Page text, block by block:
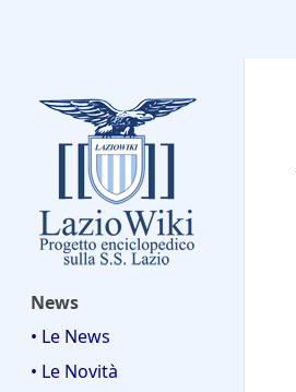
News
• Le News
• Le Novità